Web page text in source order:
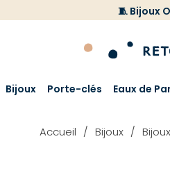
🧵 Bijoux
Bijoux Porte-clés Eaux de
Accueil Bijoux